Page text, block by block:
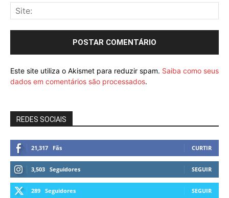
Este site utiliza o Akismet para reduzir spam. Saiba como seus
dados em comentários são processados.
REDES SOCIAIS
21,317 Fãs CURTIR
3,503 Seguidores SEGUIR
289 Seguidores SEGUIR